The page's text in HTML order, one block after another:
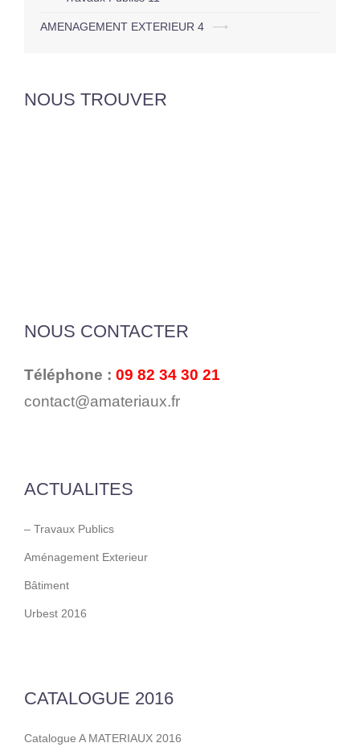
d’article
AMENAGEMENT EXTERIEUR 4 ⟶
NOUS TROUVER
NOUS CONTACTER
Téléphone : 09 82 34 30 21
contact@amateriaux.fr
ACTUALITES
– Travaux Publics
Aménagement Exterieur
Bâtiment
Urbest 2016
CATALOGUE 2016
Catalogue A MATERIAUX 2016